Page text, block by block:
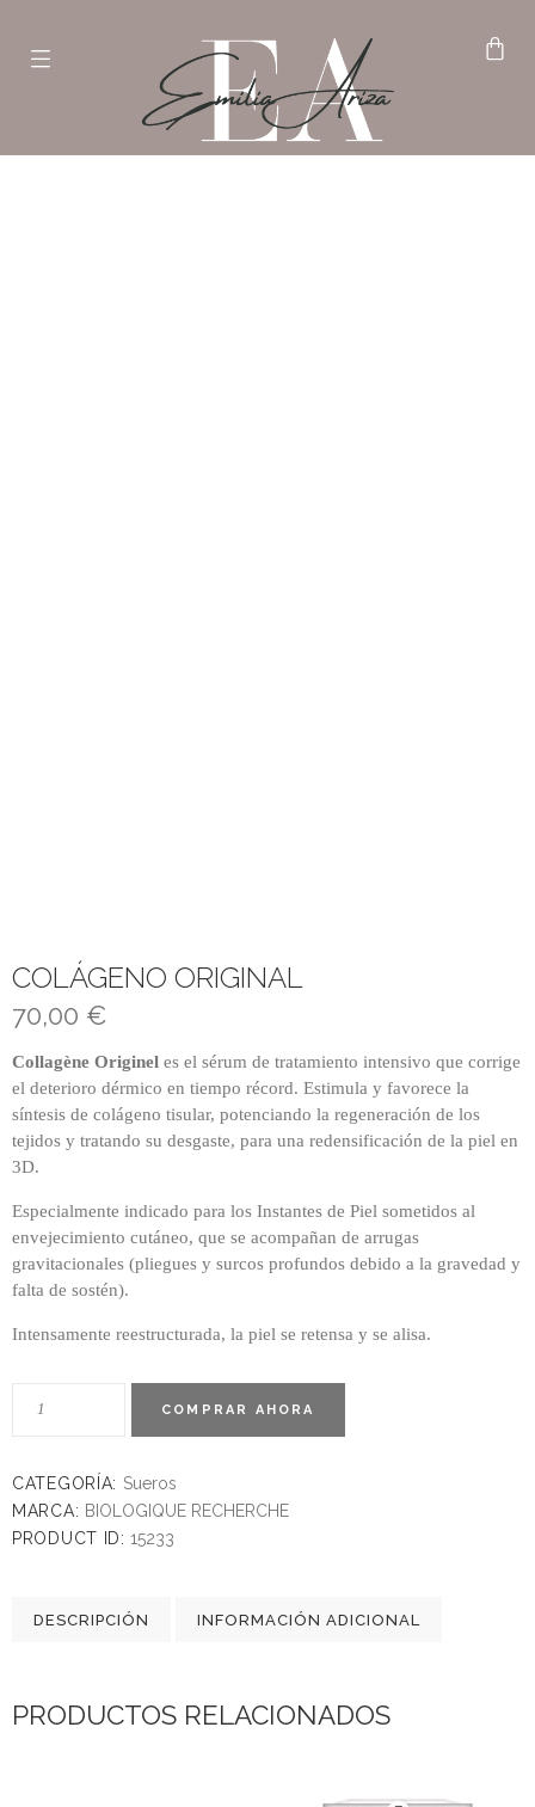
COLÁGENO ORIGINAL
70,00 €
Collagène Originel es el sérum de tratamiento intensivo que corrige
el deterioro dérmico en tiempo récord. Estimula y favorece la
síntesis de colágeno tisular, potenciando la regeneración de los
tejidos y tratando su desgaste, para una redensificación de la piel en
3D.
Especialmente indicado para los Instantes de Piel sometidos al
envejecimiento cutáneo, que se acompañan de arrugas
gravitacionales (pliegues y surcos profundos debido a la gravedad y
falta de sostén).
Intensamente reestructurada, la piel se retensa y se alisa.
COMPRAR AHORA
CATEGORÍA: Sueros
MARCA: BIOLOGIQUE RECHERCHE
PRODUCT ID:15233
DESCRIPCIÓN INFORMACIÓN ADICIONAL
PRODUCTOS RELACIONADOS